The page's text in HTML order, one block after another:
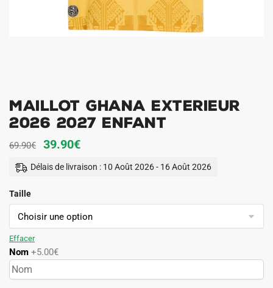
Maillot Ghana Exterieur
2026 2027 Enfant
69.90€
Le
prix
69.90€.
39.90€Le
prix
39.90€.
Délais de livraison : 10 Août 2026 - 16 Août 2026
Taille
Effacer
Nom +5.00€